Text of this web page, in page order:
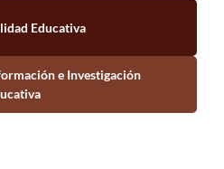
e Investigación Educativa